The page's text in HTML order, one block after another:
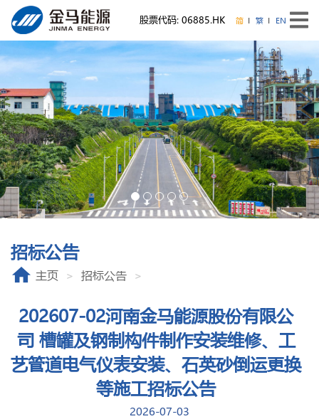
股票代码: 06885.HK 简 繁 EN
招标公告
主页 招标公告
202607-02河南金马能源股份有限公
司 槽罐及钢制构件制作安装维修、工
艺管道电气仪表安装、石英砂倒运更换
等施工招标公告
2026-07-03